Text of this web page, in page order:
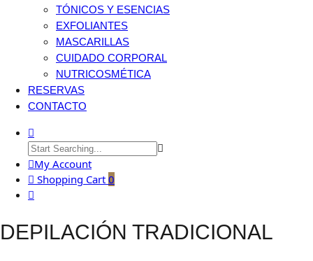
TÓNICOS Y ESENCIAS
EXFOLIANTES
MASCARILLAS
CUIDADO CORPORAL
NUTRICOSMÉTICA
RESERVAS
CONTACTO
My Account
Shopping Cart 0
DEPILACIÓN TRADICIONAL